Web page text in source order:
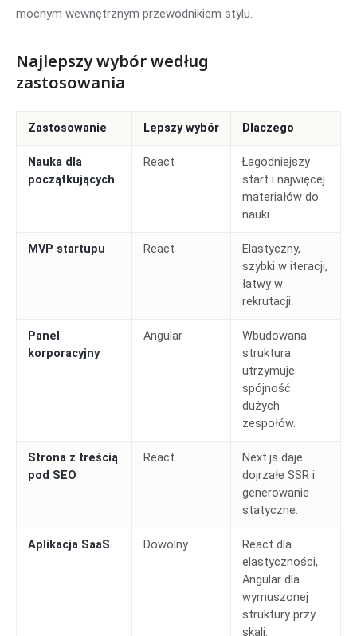
mocnym wewnętrznym przewodnikiem stylu.
Najlepszy wybór według
zastosowania
Zastosowanie Lepszy wybór Dlaczego
Nauka dla
początkujących
React
Łagodniejszy
start i najwięcej
materiałów do
nauki.
MVP startupu React
Elastyczny,
szybki w iteracji,
łatwy w
rekrutacji.
Panel
korporacyjny
Angular
Wbudowana
struktura
utrzymuje
spójność
dużych
zespołów.
Strona z treścią
pod SEO
React
Next.js daje
dojrzałe SSR i
generowanie
statyczne.
Aplikacja SaaS Dowolny
React dla
elastyczności,
Angular dla
wymuszonej
struktury przy
skali.